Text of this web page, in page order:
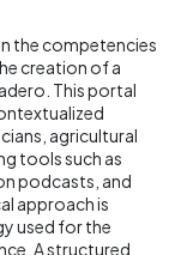
the competencies
creation of a
This portal
agricultural
tools such as
podcasts, and
approach is
used for the
A structured